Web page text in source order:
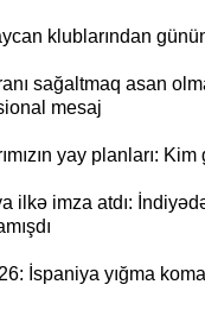
klublarından
sağaltmaq asan
mesaj
yay planları:
ilkə imza atdı:
İspaniya yığma